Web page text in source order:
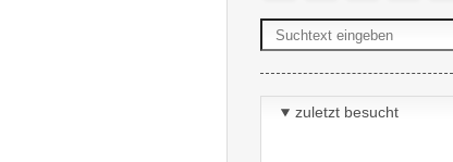
Suchen
zuletzt besucht